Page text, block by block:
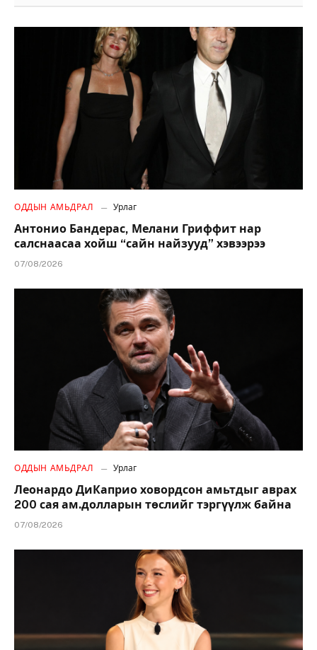
ОДДЫН АМЬДРАЛ Урлаг
Антонио Бандерас, Мелани Гриффит нар
салснаасаа хойш “сайн найзууд” хэвээрээ
07/08/2026
ОДДЫН АМЬДРАЛ Урлаг
Леонардо ДиКаприо ховордсон амьтдыг аврах
200 сая ам.долларын төслийг тэргүүлж байна
07/08/2026